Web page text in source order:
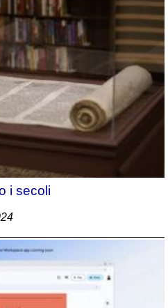
i secoli